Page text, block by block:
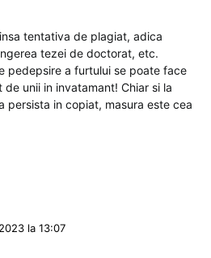
tentativa de plagiat, adica
tezei de doctorat, etc.
pedepsire a furtului se poate face
unii in invatamant! Chiar si la
persista in copiat, masura este cea
la 13:07